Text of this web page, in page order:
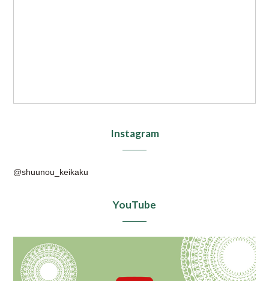
Instagram
@shuunou_keikaku
YouTube